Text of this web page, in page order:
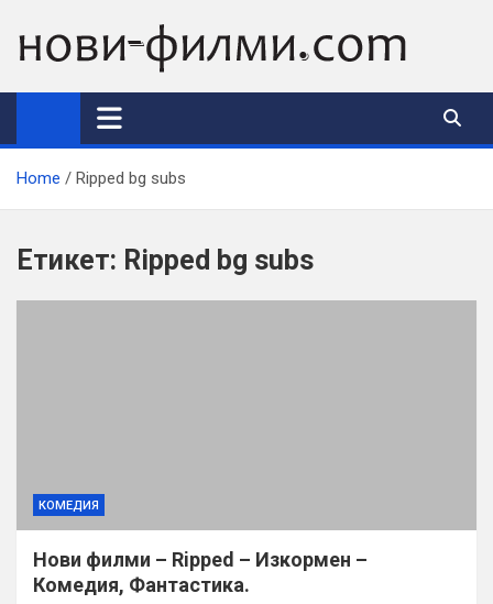
content
Home Ripped bg subs
Етикет: Ripped bg subs
КОМЕДИЯ
Нови филми – Ripped – Изкормен –
Комедия, Фантастика.